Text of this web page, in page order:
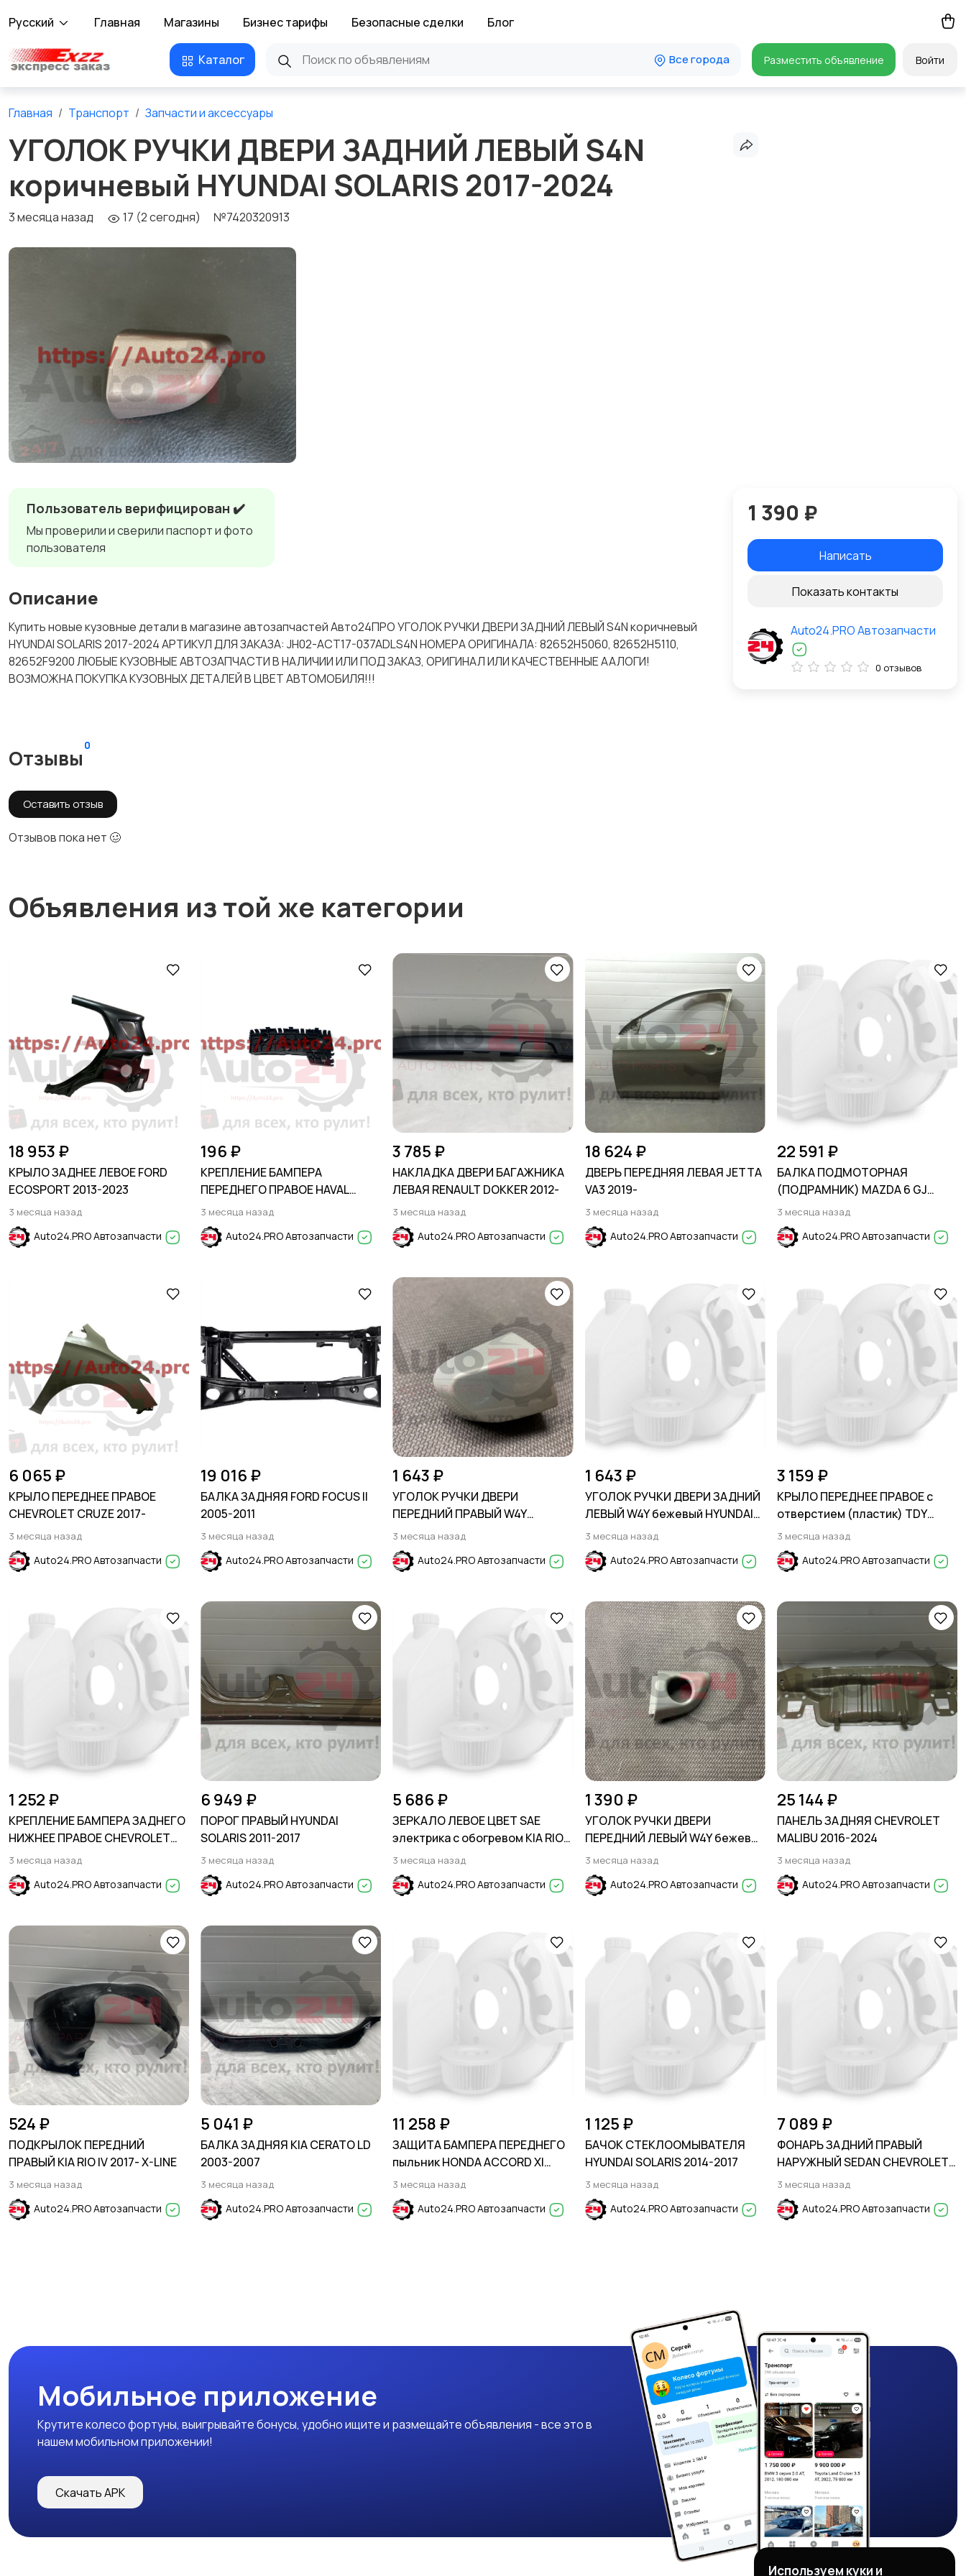
Русский Главная Магазины Бизнес тарифы Безопасные сделки Блог
Каталог Все города Разместить объявление Войти
Главная Транспорт Запчасти и аксессуары
УГОЛОК РУЧКИ ДВЕРИ ЗАДНИЙ ЛЕВЫЙ S4N
коричневый HYUNDAI SOLARIS 2017-2024
3 месяца назад 17 (2 сегодня) №7420320913
Пользователь верифицирован ✔️
Мы проверили и сверили паспорт и фото
пользователя
Описание
Купить новые кузовные детали в магазине автозапчастей Авто24ПРО УГОЛОК РУЧКИ ДВЕРИ ЗАДНИЙ ЛЕВЫЙ S4N коричневый
HYUNDAI SOLARIS 2017-2024 АРТИКУЛ ДЛЯ ЗАКАЗА: JH02-ACT17-037ADLS4N НОМЕРА ОРИГИНАЛА: 82652H5060, 82652H5110,
82652F9200 ЛЮБЫЕ КУЗОВНЫЕ АВТОЗАПЧАСТИ В НАЛИЧИИ ИЛИ ПОД ЗАКАЗ, ОРИГИНАЛ ИЛИ КАЧЕСТВЕННЫЕ ААЛОГИ!
ВОЗМОЖНА ПОКУПКА КУЗОВНЫХ ДЕТАЛЕЙ В ЦВЕТ АВТОМОБИЛЯ!!!
Отзывы
0
Оставить отзыв
Отзывов пока нет 🥴
1 390 ₽
Написать
Показать контакты
Auto24.PRO Автозапчасти
0 отзывов
Объявления из той же категории
18 953 ₽
КРЫЛО ЗАДНЕЕ ЛЕВОЕ FORD
ECOSPORT 2013-2023
3 месяца назад
Auto24.PRO Автозапчасти
196 ₽
КРЕПЛЕНИЕ БАМПЕРА
ПЕРЕДНЕГО ПРАВОЕ HAVAL
JOLION 2021-
3 месяца назад
Auto24.PRO Автозапчасти
3 785 ₽
НАКЛАДКА ДВЕРИ БАГАЖНИКА
ЛЕВАЯ RENAULT DOKKER 2012-
3 месяца назад
Auto24.PRO Автозапчасти
18 624 ₽
ДВЕРЬ ПЕРЕДНЯЯ ЛЕВАЯ JETTA
VA3 2019-
3 месяца назад
Auto24.PRO Автозапчасти
22 591 ₽
БАЛКА ПОДМОТОРНАЯ
(ПОДРАМНИК) MAZDA 6 GJ
2013-2018
3 месяца назад
Auto24.PRO Автозапчасти
6 065 ₽
КРЫЛО ПЕРЕДНЕЕ ПРАВОЕ
CHEVROLET CRUZE 2017-
3 месяца назад
Auto24.PRO Автозапчасти
19 016 ₽
БАЛКА ЗАДНЯЯ FORD FOCUS II
2005-2011
3 месяца назад
Auto24.PRO Автозапчасти
1 643 ₽
УГОЛОК РУЧКИ ДВЕРИ
ПЕРЕДНИЙ ПРАВЫЙ W4Y
бежевый HYUNDAI CRETA 2016-
2021
3 месяца назад
Auto24.PRO Автозапчасти
1 643 ₽
УГОЛОК РУЧКИ ДВЕРИ ЗАДНИЙ
ЛЕВЫЙ W4Y бежевый HYUNDAI
CRETA 2016-2021
3 месяца назад
Auto24.PRO Автозапчасти
3 159 ₽
КРЫЛО ПЕРЕДНЕЕ ПРАВОЕ с
отверстием (пластик) TDY
Granet Red HYUNDAI SOLARIS
2011-2017
3 месяца назад
Auto24.PRO Автозапчасти
1 252 ₽
КРЕПЛЕНИЕ БАМПЕРА ЗАДНЕГО
НИЖНЕЕ ПРАВОЕ CHEVROLET
EQUINOX 2017-2023
3 месяца назад
Auto24.PRO Автозапчасти
6 949 ₽
ПОРОГ ПРАВЫЙ HYUNDAI
SOLARIS 2011-2017
3 месяца назад
Auto24.PRO Автозапчасти
5 686 ₽
ЗЕРКАЛО ЛЕВОЕ ЦВЕТ SAE
электрика с обогревом KIA RIO
2011-2017
3 месяца назад
Auto24.PRO Автозапчасти
1 390 ₽
УГОЛОК РУЧКИ ДВЕРИ
ПЕРЕДНИЙ ЛЕВЫЙ W4Y бежевый
HYUNDAI SOLARIS 2017-2024
3 месяца назад
Auto24.PRO Автозапчасти
25 144 ₽
ПАНЕЛЬ ЗАДНЯЯ CHEVROLET
MALIBU 2016-2024
3 месяца назад
Auto24.PRO Автозапчасти
524 ₽
ПОДКРЫЛОК ПЕРЕДНИЙ
ПРАВЫЙ KIA RIO IV 2017- X-LINE
3 месяца назад
Auto24.PRO Автозапчасти
5 041 ₽
БАЛКА ЗАДНЯЯ KIA CERATO LD
2003-2007
3 месяца назад
Auto24.PRO Автозапчасти
11 258 ₽
ЗАЩИТА БАМПЕРА ПЕРЕДНЕГО
пыльник HONDA ACCORD XI
2022-
3 месяца назад
Auto24.PRO Автозапчасти
1 125 ₽
БАЧОК СТЕКЛООМЫВАТЕЛЯ
HYUNDAI SOLARIS 2014-2017
3 месяца назад
Auto24.PRO Автозапчасти
7 089 ₽
ФОНАРЬ ЗАДНИЙ ПРАВЫЙ
НАРУЖНЫЙ SEDAN CHEVROLET
CRUZE 2015-2024
3 месяца назад
Auto24.PRO Автозапчасти
Мобильное приложение
Крутите колесо фортуны, выигрывайте бонусы, удобно ищите и размещайте объявления - все это в
нашем мобильном приложении!
Скачать APK
Используем куки и